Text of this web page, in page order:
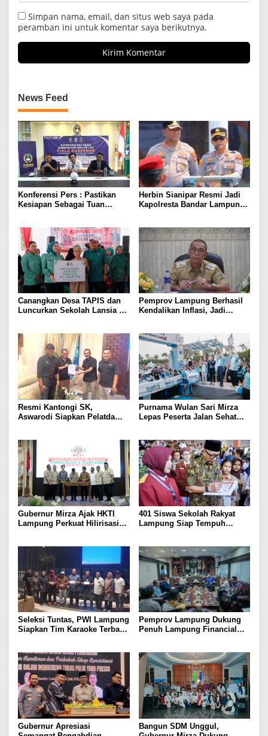
Simpan nama, email, dan situs web saya pada
peramban ini untuk komentar saya berikutnya.
News Feed
Konferensi Pers : Pastikan
Kesiapan Sebagai Tuan
Soeratin Cup Piala Gubernur
Lampung
Herbin Sianipar Resmi Jadi
Kapolresta Bandar Lampung,
Canangkan Desa TAPIS dan
Luncurkan Sekolah Lansia di
Pembangunan SDM Dimulai
dari Desa
Pemprov Lampung Berhasil
Kendalikan Inflasi, Jadi
Resmi Kantongi SK,
Aswarodi Siapkan Pelatda
Purnama Wulan Sari Mirza
Lepas Peserta Jalan Sehat
Gubernur Mirza Ajak HKTI
Lampung Perkuat Hilirisasi
401 Siswa Sekolah Rakyat
Lampung Siap Tempuh
Emas
Seleksi Tuntas, PWI Lampung
Siapkan Tim Karaoke Terbaik
Pemprov Lampung Dukung
Penuh Lampung Financial
Gubernur Apresiasi
Bangun SDM Unggul,